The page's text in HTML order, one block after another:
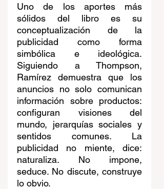
Uno de los aportes más
sólidos del libro es su
conceptualización de la
publicidad como forma
simbólica e ideológica.
Siguiendo a Thompson,
Ramírez demuestra que los
anuncios no solo comunican
información sobre productos:
configuran visiones del
mundo, jerarquías sociales y
sentidos comunes. La
publicidad no miente, dice:
naturaliza. No impone,
seduce. No discute, construye
lo obvio.